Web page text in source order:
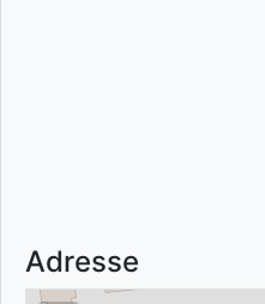
Adresse